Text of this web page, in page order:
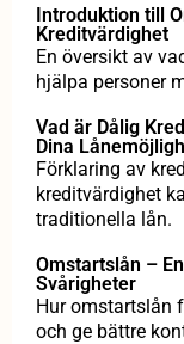
Introduktion till
Kreditvärdighet
En översikt av
hjälpa personer
Vad är Dålig
Dina
Förklaring av
kreditvärdighet
traditionella lån.
Omstartslån –
Svårigheter
Hur omstartslån
och ge bättre